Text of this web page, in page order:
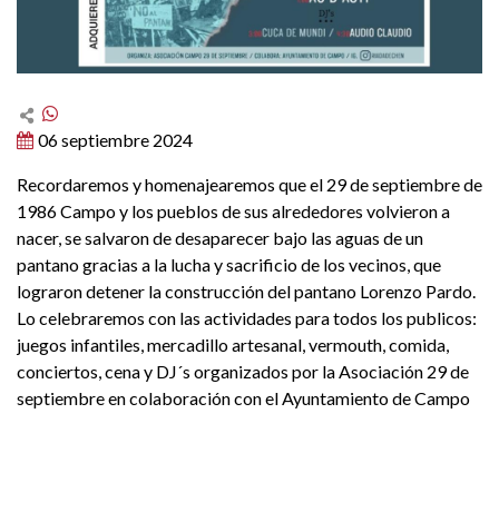
06 septiembre 2024
Recordaremos y homenajearemos que el 29 de septiembre de
1986 Campo y los pueblos de sus alrededores volvieron a
nacer, se salvaron de desaparecer bajo las aguas de un
pantano gracias a la lucha y sacrificio de los vecinos, que
lograron detener la construcción del pantano Lorenzo Pardo.
Lo celebraremos con las actividades para todos los publicos:
juegos infantiles, mercadillo artesanal, vermouth, comida,
conciertos, cena y DJ´s organizados por la Asociación 29 de
septiembre en colaboración con el Ayuntamiento de Campo